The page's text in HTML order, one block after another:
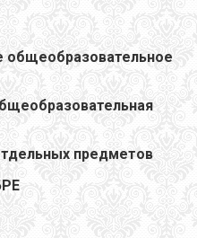
предметов